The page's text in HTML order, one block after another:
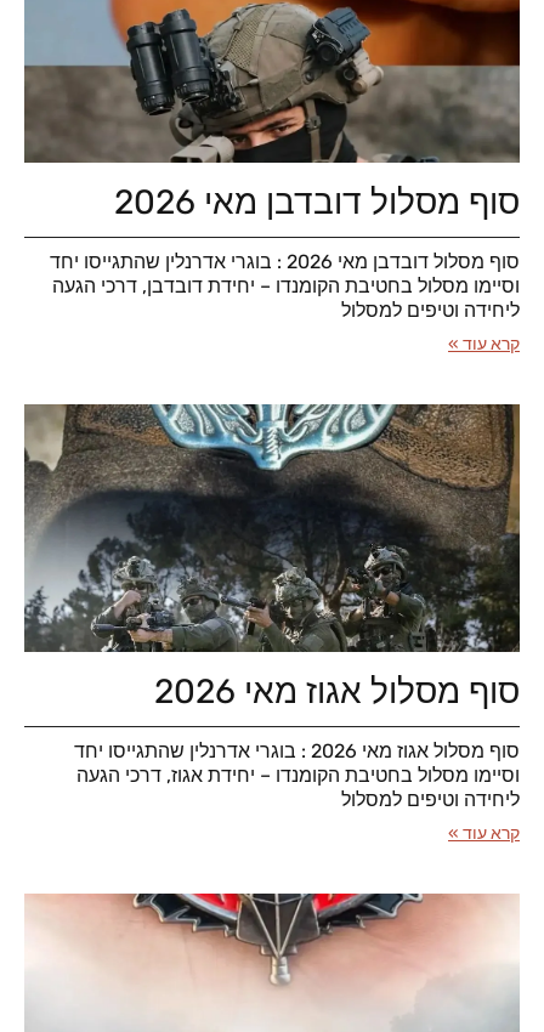
סוף מסלול דובדבן מאי 2026
סוף מסלול דובדבן מאי 2026 : בוגרי אדרנלין שהתגייסו יחד
וסיימו מסלול בחטיבת הקומנדו – יחידת דובדבן, דרכי הגעה
ליחידה וטיפים למסלול
קרא עוד »
סוף מסלול אגוז מאי 2026
סוף מסלול אגוז מאי 2026 : בוגרי אדרנלין שהתגייסו יחד
וסיימו מסלול בחטיבת הקומנדו – יחידת אגוז, דרכי הגעה
ליחידה וטיפים למסלול
קרא עוד »